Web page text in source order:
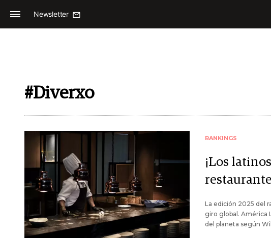
Newsletter
#Diverxo
RANKINGS
¡Los
La edición 2025 del
giro global. América
del planeta según